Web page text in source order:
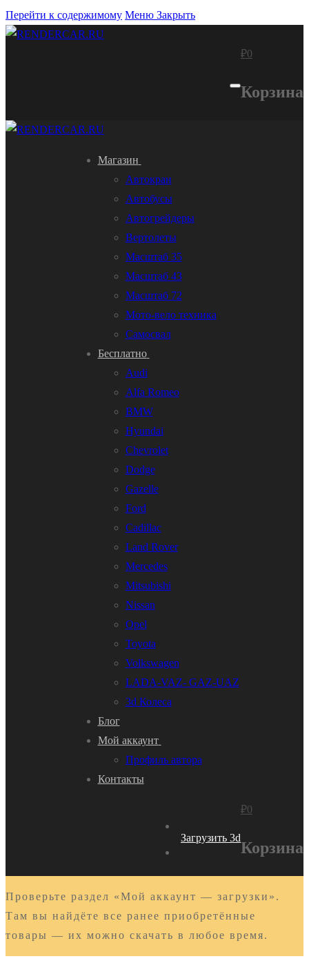
Перейти к содержимому Меню Закрыть
₽0
Корзина
Магазин
Автокран
Автобусы
Автогрейдеры
Вертолеты
Масштаб 35
Масштаб 43
Масштаб 72
Мото-вело техника
Самосвал
Бесплатно
Audi
Alfa Romeo
BMW
Hyundai
Chevrolet
Dodge
Gazelle
Ford
Cadillac
Land Rover
Mercedes
Mitsubishi
Nissan
Opel
Toyota
Volkswagen
LADA-VAZ- GAZ-UAZ
3d Колеса
Блог
Мой аккаунт
Профиль автора
Контакты
Загрузить 3d
₽0
Корзина
Проверьте раздел «Мой аккаунт — загрузки».
Там вы найдёте все ранее приобретённые
товары — их можно скачать в любое время.